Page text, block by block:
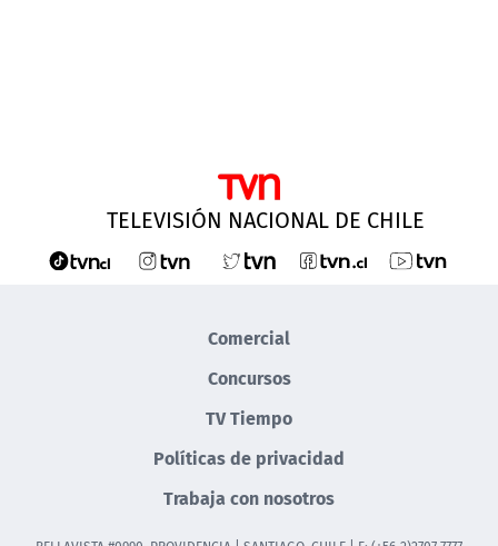
TELEVISIÓN NACIONAL DE CHILE
Comercial
Concursos
TV Tiempo
Políticas de privacidad
Trabaja con nosotros